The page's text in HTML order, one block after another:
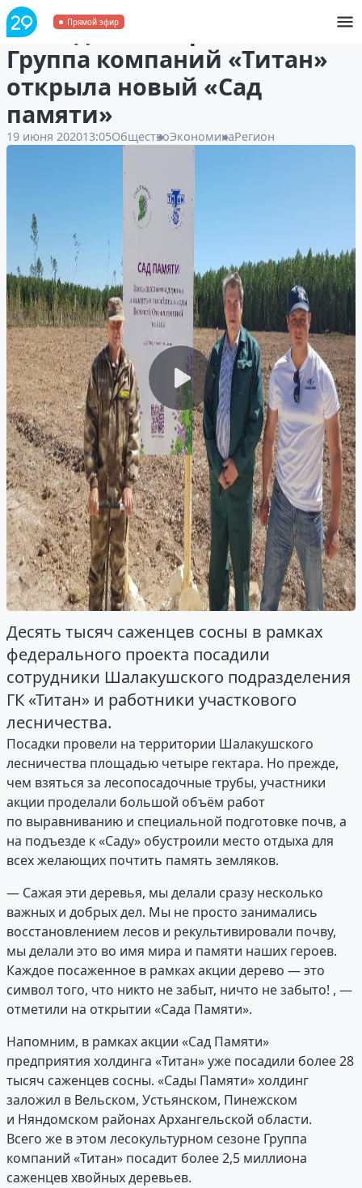
Прямой эфир
В Няндомском районе
Группа компаний «Титан»
открыла новый «Сад
памяти»
19 июня 202013:05ОбществоЭкономикаРегион
Десять тысяч саженцев сосны в рамках
федерального проекта посадили
сотрудники Шалакушского подразделения
ГК «Титан» и работники участкового
лесничества.
Посадки провели на территории Шалакушского
лесничества площадью четыре гектара. Но прежде,
чем взяться за лесопосадочные трубы, участники
акции проделали большой объём работ
по выравниванию и специальной подготовке почв, а
на подъезде к «Саду» обустроили место отдыха для
всех желающих почтить память земляков.
— Сажая эти деревья, мы делали сразу несколько
важных и добрых дел. Мы не просто занимались
восстановлением лесов и рекультивировали почву,
мы делали это во имя мира и памяти наших героев.
Каждое посаженное в рамках акции дерево — это
символ того, что никто не забыт, ничто не забыто! , —
отметили на открытии «Сада Памяти».
Напомним, в рамках акции «Сад Памяти»
предприятия холдинга «Титан» уже посадили более 28
тысяч саженцев сосны. «Сады Памяти» холдинг
заложил в Вельском, Устьянском, Пинежском
и Няндомском районах Архангельской области.
Всего же в этом лесокультурном сезоне Группа
компаний «Титан» посадит более 2,5 миллиона
саженцев хвойных деревьев.